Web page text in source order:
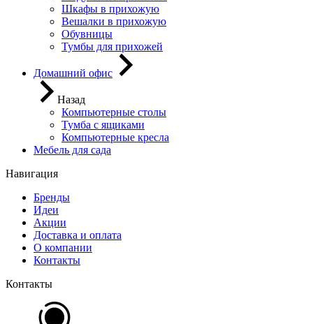
Шкафы в прихожую
Вешалки в прихожую
Обувницы
Тумбы для прихожей
Домашний офис
Назад
Компьютерные столы
Тумба с ящиками
Компьютерные кресла
Мебель для сада
Навигация
Бренды
Идеи
Акции
Доставка и оплата
О компании
Контакты
Контакты